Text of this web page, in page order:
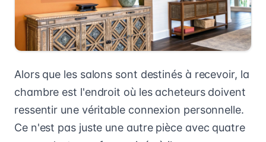
Alors que les salons sont destinés à recevoir, la
chambre est l'endroit où les acheteurs doivent
ressentir une véritable connexion personnelle.
Ce n'est pas juste une autre pièce avec quatre